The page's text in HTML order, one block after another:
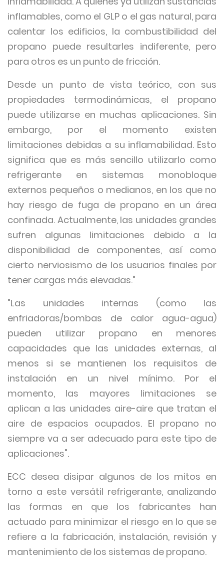
inflamables, como el GLP o el gas natural, para
calentar los edificios, la combustibilidad del
propano puede resultarles indiferente, pero
para otros es un punto de fricción.
Desde un punto de vista teórico, con sus
propiedades termodinámicas, el propano
puede utilizarse en muchas aplicaciones. Sin
embargo, por el momento existen
limitaciones debidas a su inflamabilidad. Esto
significa que es más sencillo utilizarlo como
refrigerante en sistemas monobloque
externos pequeños o medianos, en los que no
hay riesgo de fuga de propano en un área
confinada. Actualmente, las unidades grandes
sufren algunas limitaciones debido a la
disponibilidad de componentes, así como
cierto nerviosismo de los usuarios finales por
tener cargas más elevadas."
"Las unidades internas (como las
enfriadoras/bombas de calor agua-agua)
pueden utilizar propano en menores
capacidades que las unidades externas, al
menos si se mantienen los requisitos de
instalación en un nivel mínimo. Por el
momento, las mayores limitaciones se
aplican a las unidades aire-aire que tratan el
aire de espacios ocupados. El propano no
siempre va a ser adecuado para este tipo de
aplicaciones".
ECC desea disipar algunos de los mitos en
torno a este versátil refrigerante, analizando
las formas en que los fabricantes han
actuado para minimizar el riesgo en lo que se
refiere a la fabricación, instalación, revisión y
mantenimiento de los sistemas de propano.